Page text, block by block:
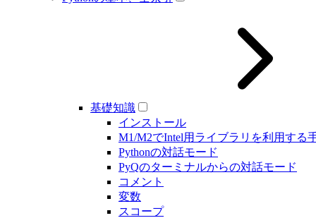
基礎知識
インストール
M1/M2でIntel用ライブラリを利用する
Pythonの対話モード
PyQのターミナルからの対話モード
コメント
変数
スコープ